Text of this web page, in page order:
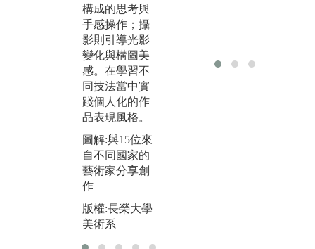
構成的思考與
手感操作；攝
影則引導光影
變化與構圖美
感。在學習不
同技法當中實
踐個人化的作
品表現風格。
圖解:與15位來
自不同國家的
藝術家分享創
作
版權:長榮大學
美術系
版權:長榮大學